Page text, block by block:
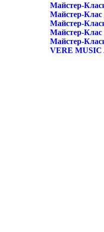
Майстер-
Майстер-Клас
Майстер-
Майстер-Клас
Майстер-
VERE MUSIC